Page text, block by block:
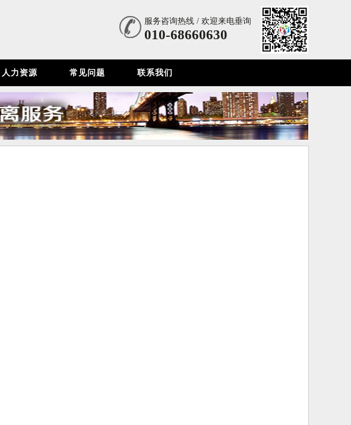
服务咨询热线 / 欢迎来电垂询
010-68660630
人力资源 常见问题 联系我们